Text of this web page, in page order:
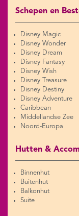
Schepen en
Disney Magic
Disney Wonder
Disney Dream
Disney Fantasy
Disney Wish
Disney Treasure
Disney Destiny
Disney Adventure
Caribbean
Middellandse Zee
Noord-Europa
Hutten &
Binnenhut
Buitenhut
Balkonhut
Suite